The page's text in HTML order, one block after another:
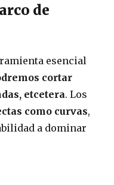
de
esencial
cortar
etcetera. Los
como curvas,
a dominar